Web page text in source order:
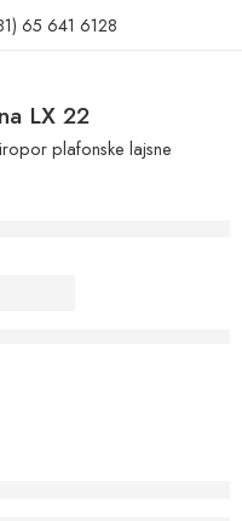
65 641 6128
LX 22
plafonske lajsne